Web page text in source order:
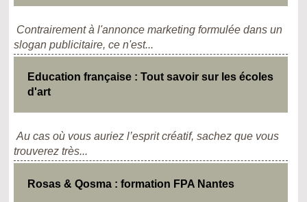
Contrairement à l'annonce marketing formulée dans un
slogan publicitaire, ce n'est...
Education française : Tout savoir sur les écoles
d'art
Au cas où vous auriez l’esprit créatif, sachez que vous
trouverez très...
Rosas & Qosma : formation FPA Nantes